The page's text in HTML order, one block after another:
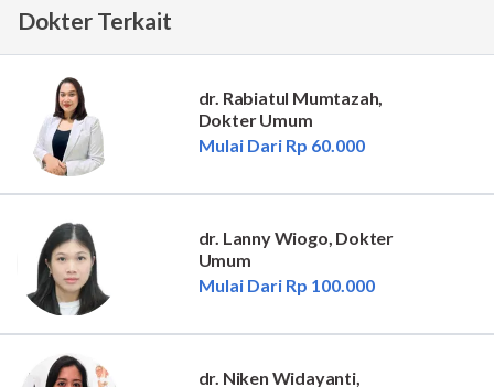
Dokter Terkait